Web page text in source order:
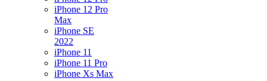
iPhone 12 Pro
Max
iPhone SE
2022
iPhone 11
iPhone 11 Pro
iPhone Xs Max